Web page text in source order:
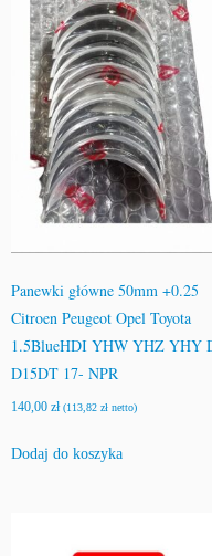
Panewki główne 50mm +0.25
Citroen Peugeot Opel Toyota
1.5BlueHDI YHW YHZ YHY
D15DT 17- NPR
140,00 zł (113,82 zł netto)
Dodaj do koszyka